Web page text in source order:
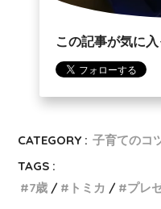
この記事が気に
CATEGORY : 子育てのコ
TAGS :
7歳
トミカ プレ